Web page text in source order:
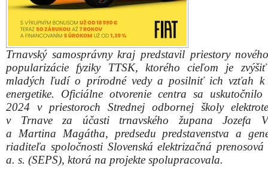
Trnavský samosprávny kraj predstavil priestory
popularizácie fyziky TTSK, ktorého cieľom je
mladých ľudí o prírodné vedy a posilniť ich vzťah k
energetike. Oficiálne otvorenie centra sa
2024 v priestoroch Strednej odbornej školy
v Trnave za účasti trnavského župana Jozefa
a Martina Magátha, predsedu predstavenstva a
riaditeľa spoločnosti Slovenská elektrizačná prenosová
a. s. (SEPS), ktorá na projekte spolupracovala.